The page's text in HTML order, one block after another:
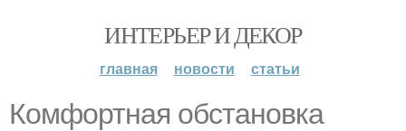
ИНТЕРЬЕР И ДЕКОР
главная новости статьи
Комфортная обстановка